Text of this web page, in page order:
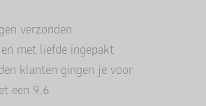
verzonden
met liefde ingepakt
klanten gingen je voor
een 9.6